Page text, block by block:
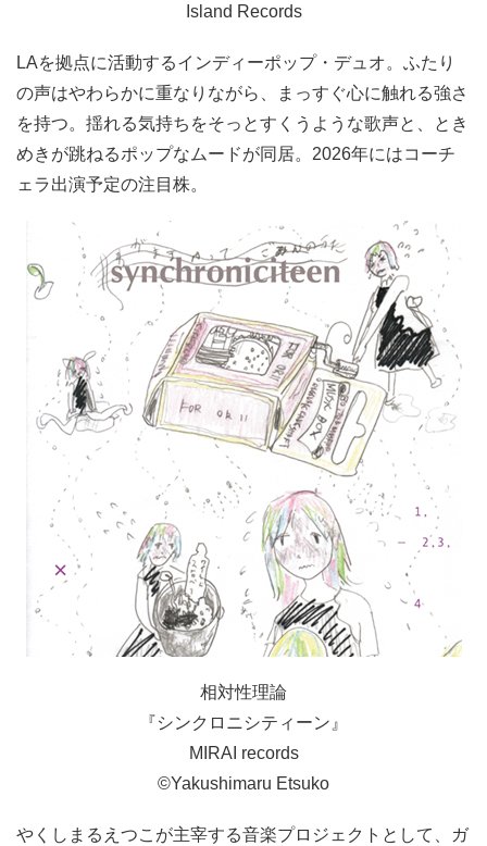
Island Records
LAを拠点に活動するインディーポップ・デュオ。ふたり
の声はやわらかに重なりながら、まっすぐ心に触れる強さ
を持つ。揺れる気持ちをそっとすくうような歌声と、とき
めきが跳ねるポップなムードが同居。2026年にはコーチ
ェラ出演予定の注目株。
相対性理論
『シンクロニシティーン』
MIRAI records
©Yakushimaru Etsuko
やくしまるえつこが主宰する音楽プロジェクトとして、ガ